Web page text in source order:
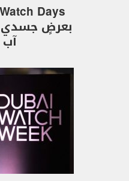
بعرضٍ جسدي
آب 2021